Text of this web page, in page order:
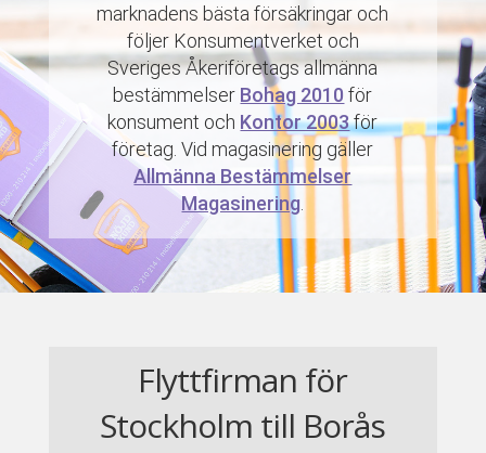
marknadens bästa försäkringar och
följer Konsumentverket och
Sveriges Åkeriföretags allmänna
bestämmelser Bohag 2010 för
konsument och Kontor 2003för
företag. Vid magasinering gäller
Allmänna Bestämmelser
Magasinering
Flyttfirman för
Stockholm till Borås